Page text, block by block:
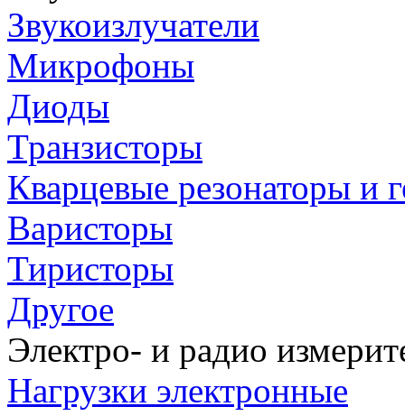
Звукоизлучатели
Микрофоны
Диоды
Транзисторы
Кварцевые резонаторы и
Варисторы
Тиристоры
Другое
Электро- и радио
Нагрузки электронные